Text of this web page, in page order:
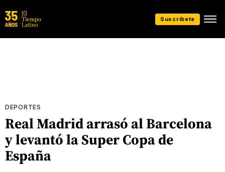
Suscríbete
DEPORTES
Real Madrid arrasó al Barcelona
y levantó la Super Copa de
España